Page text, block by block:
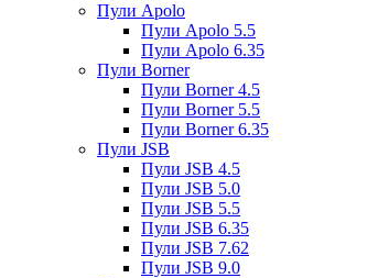
Пули Apolo
Пули Apolo 5.5
Пули Apolo 6.35
Пули Borner
Пули Borner 4.5
Пули Borner 5.5
Пули Borner 6.35
Пули JSB
Пули JSB 4.5
Пули JSB 5.0
Пули JSB 5.5
Пули JSB 6.35
Пули JSB 7.62
Пули JSB 9.0